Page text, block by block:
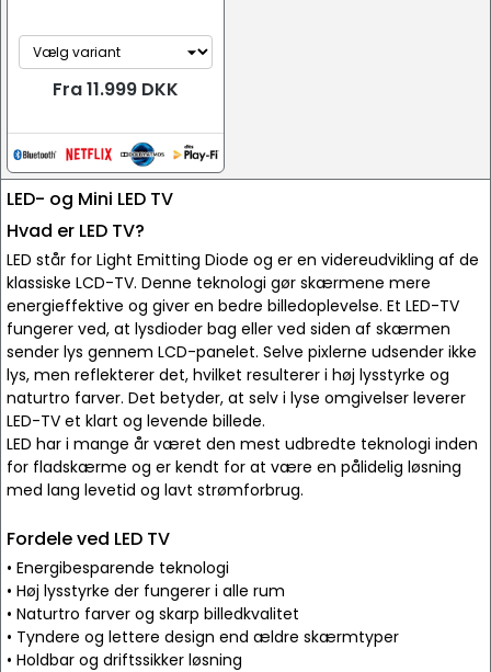
Fra 11.999 DKK
LED- og Mini LED TV
Hvad er LED TV?
LED står for Light Emitting Diode og er en videreudvikling af de
klassiske LCD-TV. Denne teknologi gør skærmene mere
energieffektive og giver en bedre billedoplevelse. Et LED-TV
fungerer ved, at lysdioder bag eller ved siden af skærmen
sender lys gennem LCD-panelet. Selve pixlerne udsender ikke
lys, men reflekterer det, hvilket resulterer i høj lysstyrke og
naturtro farver. Det betyder, at selv i lyse omgivelser leverer
LED-TV et klart og levende billede.
LED har i mange år været den mest udbredte teknologi inden
for fladskærme og er kendt for at være en pålidelig løsning
med lang levetid og lavt strømforbrug.
Fordele ved LED TV
• Energibesparende teknologi
• Høj lysstyrke der fungerer i alle rum
• Naturtro farver og skarp billedkvalitet
• Tyndere og lettere design end ældre skærmtyper
• Holdbar og driftssikker løsning